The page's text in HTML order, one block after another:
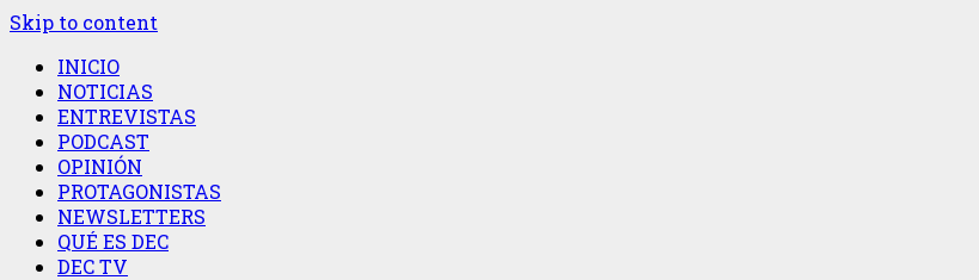
Skip to content
INICIO
NOTICIAS
ENTREVISTAS
PODCAST
OPINIÓN
PROTAGONISTAS
NEWSLETTERS
QUÉ ES DEC
DEC TV